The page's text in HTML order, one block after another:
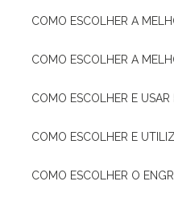
COMO ESCOLHER A
COMO ESCOLHER A
COMO ESCOLHER E
COMO ESCOLHER E
COMO ESCOLHER O